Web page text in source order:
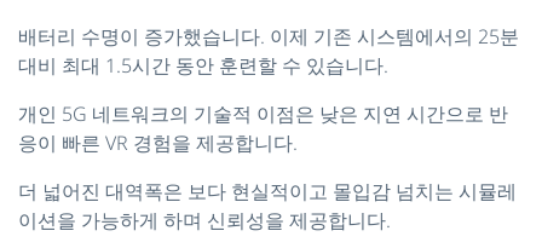
배터리 수명이 증가했습니다. 이제 기존 시스템에서의 25분
대비 최대 1.5시간 동안 훈련할 수 있습니다.
개인 5G 네트워크의 기술적 이점은 낮은 지연 시간으로 반
응이 빠른 VR 경험을 제공합니다.
더 넓어진 대역폭은 보다 현실적이고 몰입감 넘치는 시뮬레
이션을 가능하게 하며 신뢰성을 제공합니다.